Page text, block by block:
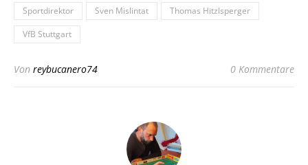
Sportdirektor Sven Mislintat
Thomas Hitzlsperger
VfB Stuttgart
Von reybucanero74 0 Kommentare